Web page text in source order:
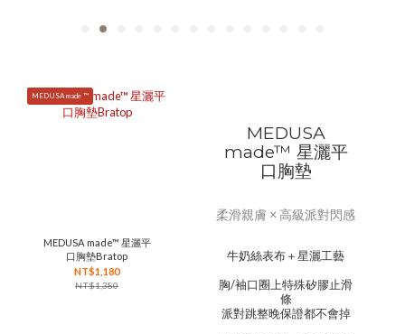
MEDUSA made ™
MEDUSA made™ 星灑平
口胸墊Bratop
NT$1,180
NT$1,380
MEDUSA
made™ 星灑平
口胸墊
柔滑親膚 × 高級派對閃感
牛奶絲表布＋星灑工藝
胸/袖口圈上特殊矽膠止滑
條
派對跳整晚保證都不會掉